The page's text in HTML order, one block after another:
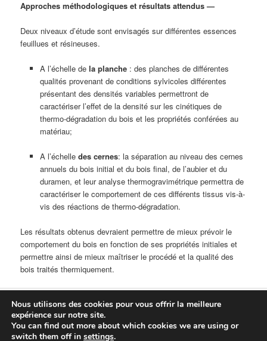
Approches méthodologiques et résultats attendus—
Deux niveaux d’étude sont envisagés sur différentes essences
feuillues et résineuses.
A l’échelle de la planche: des planches de différentes
qualités provenant de conditions sylvicoles différentes
présentant des densités variables permettront de
caractériser l’effet de la densité sur les cinétiques de
thermo-dégradation du bois et les propriétés conférées au
matériau;
A l’échelle des cernes: la séparation au niveau des cernes
annuels du bois initial et du bois final, de l’aubier et du
duramen, et leur analyse thermogravimétrique permettra de
caractériser le comportement de ces différents tissus vis-à-
vis des réactions de thermo-dégradation.
Les résultats obtenus devraient permettre de mieux prévoir le
comportement du bois en fonction de ses propriétés initiales et
permettre ainsi de mieux maîtriser le procédé et la qualité des
bois traités thermiquement.
Fièrement propulsé par WordPress
Connexion
Nous utilisons des cookies pour vous offrir la meilleure
expérience sur notre site.
You can find out more about which cookies we are using or
switch them off in settings.